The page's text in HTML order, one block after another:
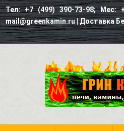
Тел: +7 (499) 390-73-98; Мес:
mail@greenkamin.ru |Доставка